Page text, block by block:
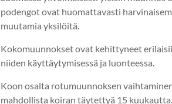
podengot ovat huomattavasti
muutamia yksilöitä.
Kokomuunnokset ovat kehittyneet
niiden käyttäytymisessä ja luonteessa.
Koon osalta rotumuunnoksen
mahdollista koiran täytettyä 15 kuukautta.